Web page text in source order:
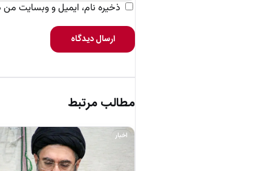
ذخیره نام، ایمیل و وبسایت من
ارسال دیدگاه
مطالب مرتبط
اخبار